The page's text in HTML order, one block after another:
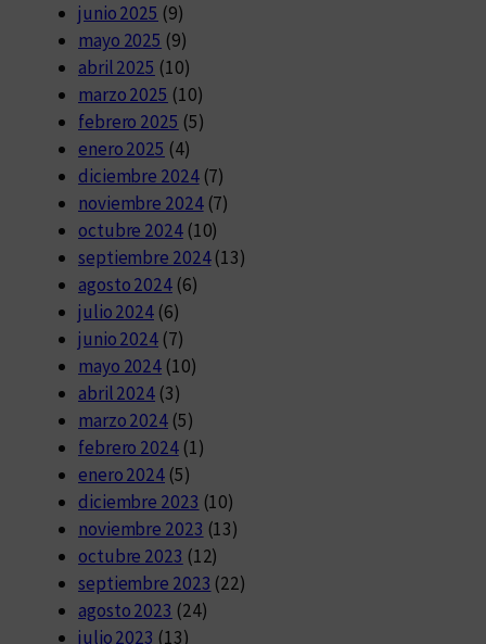
junio 2025 (9)
mayo 2025 (9)
abril 2025 (10)
marzo 2025 (10)
febrero 2025 (5)
enero 2025 (4)
diciembre 2024(7)
noviembre 2024(7)
octubre 2024(10)
septiembre 2024(13)
agosto 2024(6)
julio 2024 (6)
junio 2024 (7)
mayo 2024 (10)
abril 2024 (3)
marzo 2024 (5)
febrero 2024(1)
enero 2024 (5)
diciembre 2023 (10)
noviembre 2023 (13)
octubre 2023 (12)
septiembre 2023 (22)
agosto 2023 (24)
julio 2023 (13)